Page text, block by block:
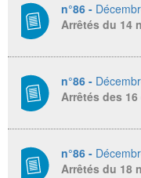
n°86 -
Arrêtés du 14
n°86 -
Arrêtés des
n°86 -
Arrêtés du 18